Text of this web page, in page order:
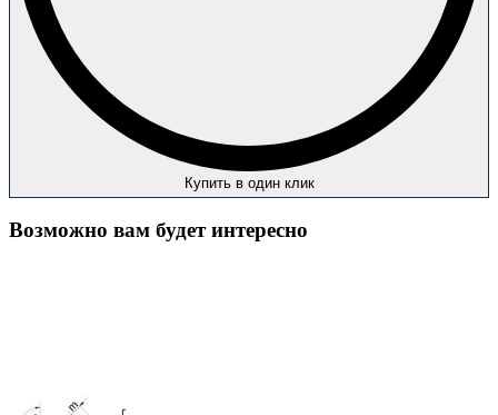
Купить в один клик
Возможно вам будет интересно